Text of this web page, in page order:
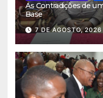
As Contradições de
Base
7 DE AGOSTO, 2026